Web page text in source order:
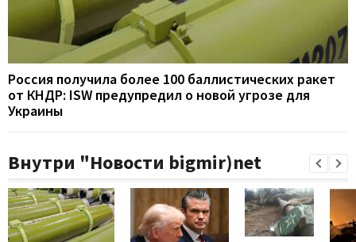
Россия получила более 100 баллистических ракет
от КНДР: ISW предупредил о новой угрозе для
Украины
Внутри "Новости bigmir)net